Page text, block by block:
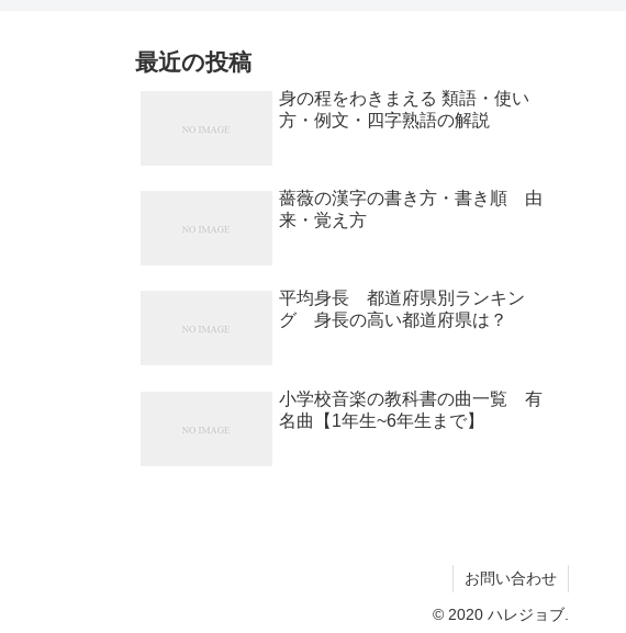
最近の投稿
身の程をわきまえる 類語・使い
方・例文・四字熟語の解説
薔薇の漢字の書き方・書き順 由
来・覚え方
平均身長 都道府県別ランキン
グ 身長の高い都道府県は？
小学校音楽の教科書の曲一覧 有
名曲【1年生~6年生まで】
お問い合わせ
© 2020 ハレジョブ.